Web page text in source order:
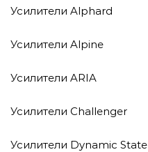
Усилители Alphard
Усилители Alpine
Усилители ARIA
Усилители Challenger
Усилители Dynamic State